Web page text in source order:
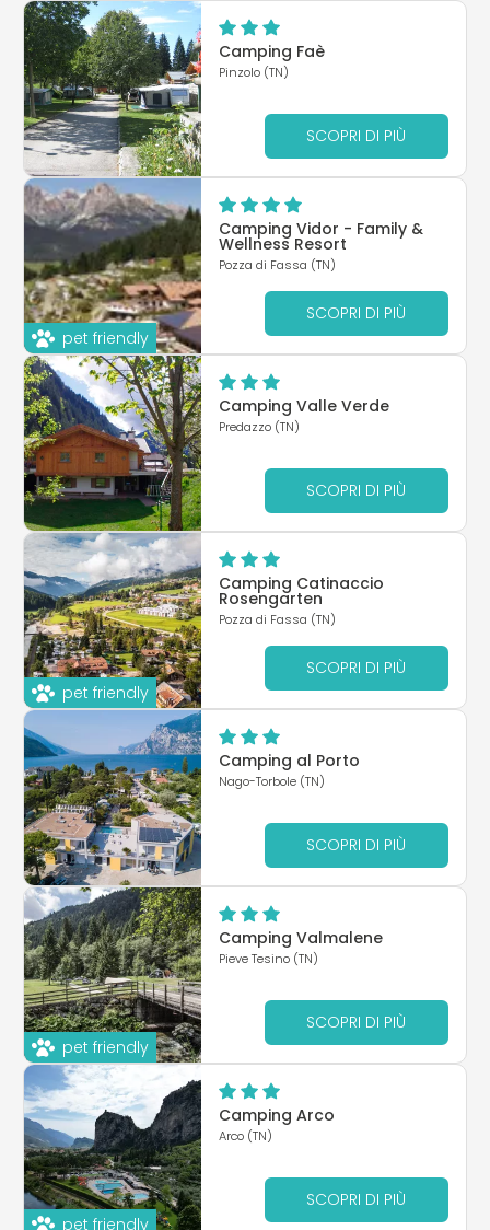
Camping Faè
Pinzolo (TN)
SCOPRI DI PIÙ
pet friendly
Camping Vidor - Family &
Wellness Resort
Pozza di Fassa (TN)
SCOPRI DI PIÙ
Camping Valle Verde
Predazzo (TN)
SCOPRI DI PIÙ
pet friendly
Camping Catinaccio
Rosengarten
Pozza di Fassa (TN)
SCOPRI DI PIÙ
Camping al Porto
Nago-Torbole (TN)
SCOPRI DI PIÙ
pet friendly
Camping Valmalene
Pieve Tesino (TN)
SCOPRI DI PIÙ
pet friendly
Camping Arco
Arco (TN)
SCOPRI DI PIÙ